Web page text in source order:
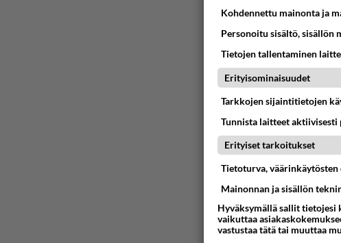
Kohdennettu mainonta ja
Personoitu sisältö, sisällön
Tietojen tallentaminen
Erityisominaisuudet
Tarkkojen sijaintitietojen
Tunnista laitteet
Erityiset tarkoitukset
Tietoturva,
Mainonnan ja sisällön
Hyväksymällä sallit tietojesi
vaikuttaa
vastustaa tätä tai muuttaa